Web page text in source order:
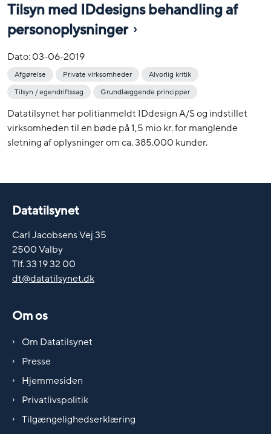
Tilsyn med IDdesigns behandling af
personoplysninger
Dato:03-06-2019
Afgørelse Private virksomheder
Alvorlig kritik
Tilsyn / egendriftssag
Grundlæggende principper
Datatilsynet har politianmeldt IDdesign A/S og indstillet
virksomheden til en bøde på 1,5 mio kr. for manglende
sletning af oplysninger om ca. 385.000 kunder.
Datatilsynet
Carl Jacobsens Vej 35
2500 Valby
Tlf. 33 19 32 00
dt@datatilsynet.dk
Om os
Om Datatilsynet
Presse
Hjemmesiden
Privatlivspolitik
Tilgængelighedserklæring